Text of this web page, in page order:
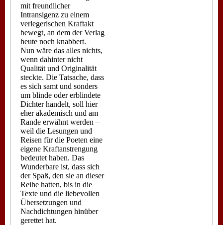
mit freundlicher
Intransigenz zu einem
verlegerischen Kraftakt
bewegt, an dem der Verlag
heute noch knabbert.
Nun wäre das alles nichts,
wenn dahinter nicht
Qualität und Originalität
steckte. Die Tatsache, dass
es sich samt und sonders
um blinde oder erblindete
Dichter handelt, soll hier
eher akademisch und am
Rande erwähnt werden –
weil die Lesungen und
Reisen für die Poeten eine
eigene Kraftanstrengung
bedeutet haben. Das
Wunderbare ist, dass sich
der Spaß, den sie an dieser
Reihe hatten, bis in die
Texte und die liebevollen
Übersetzungen und
Nachdichtungen hinüber
gerettet hat.